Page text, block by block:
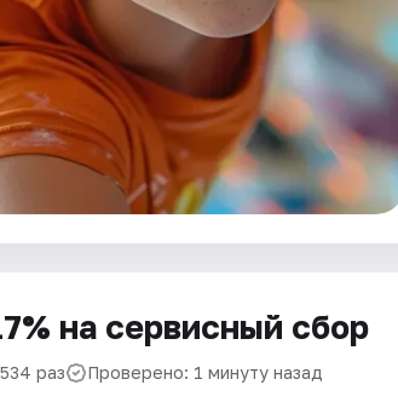
на сервисный сбор
раз Проверено: 1 минуту назад